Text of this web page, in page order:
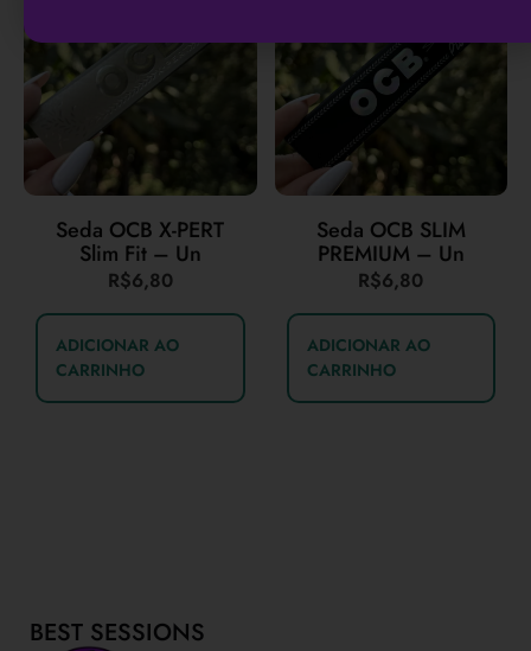
Seda OCB X-PERT
Slim Fit – Un
R$6,80
ADICIONAR AO
CARRINHO
Seda OCB SLIM
PREMIUM – Un
R$6,80
ADICIONAR AO
CARRINHO
BEST SESSIONS